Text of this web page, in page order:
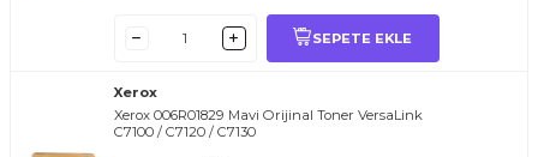
SEPETE EKLE
Xerox
Xerox 006R01829 Mavi Orijinal Toner VersaLink
C7100 / C7120 / C7130